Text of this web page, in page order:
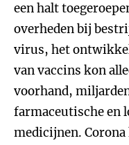
een halt
overheden bij
virus, het
van vaccins kon
voorhand,
farmaceutische en
medicijnen. Corona